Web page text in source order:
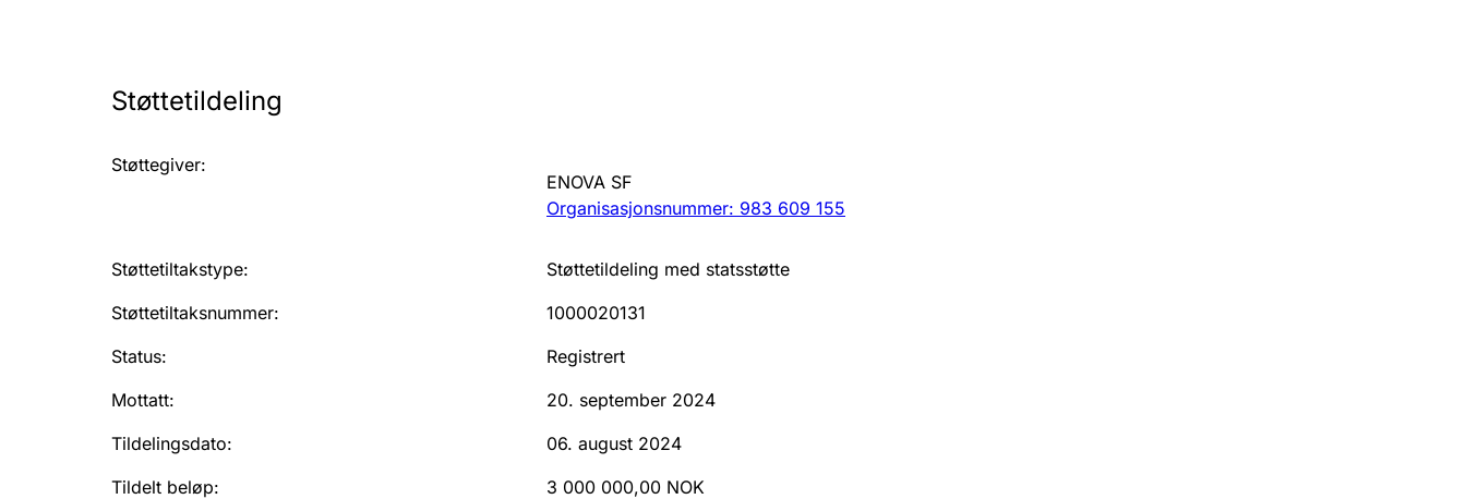
Støttetildeling
Støttegiver:
ENOVA SF
Organisasjonsnummer: 983 609 155
Støttetiltakstype:
Støttetildeling med statsstøtte
Støttetiltaksnummer:
1000020131
Status:
Registrert
Mottatt:
20. september 2024
Tildelingsdato:
06. august 2024
Tildelt beløp:
3 000 000,00 NOK